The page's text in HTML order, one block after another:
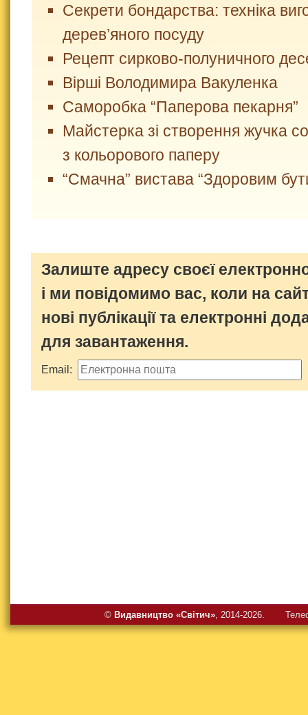
Секрети бондарства: техніка
дерев’яного посуду
Рецепт сирково-полуничного
Вірші Володимира Вакуленка
Саморобка “Паперова пекарня”
Майстерка зі створення жучка
з кольорового паперу
“Смачна” вистава “Здоровим
Залиште адресу своєї
і ми повідомимо вас, коли на
нові публікації та електронні
для завантаження.
Email:
© Видавництво «Свiтич», 2014-2026.